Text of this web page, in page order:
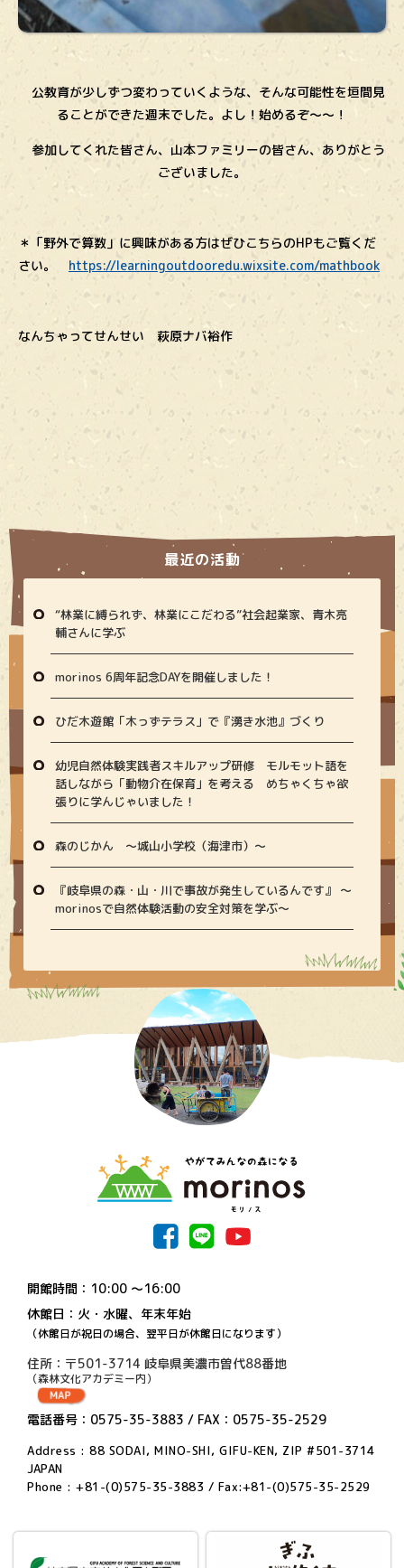
公教育が少しずつ変わっていくような、そんな可能性を垣間見
ることができた週末でした。よし！始めるぞ〜〜！
参加してくれた皆さん、山本ファミリーの皆さん、ありがとう
ございました。
＊「野外で算数」に興味がある方はぜひこちらのHPもご覧くだ
さい。 https://learningoutdooredu.wixsite.com/mathbook
なんちゃってせんせい 萩原ナバ裕作
最近の活動
“林業に縛られず、林業にこだわる”社会起業家、青木亮
輔さんに学ぶ
morinos 6周年記念DAYを開催しました！
ひだ木遊館「木っずテラス」で『湧き水池』づくり
幼児自然体験実践者スキルアップ研修 モルモット語を
話しながら「動物介在保育」を考える めちゃくちゃ欲
張りに学んじゃいました！
森のじかん 〜城山小学校（海津市）〜
『岐阜県の森・山・川で事故が発生しているんです』 〜
morinosで自然体験活動の安全対策を学ぶ〜
開館時間：10:00 〜16:00
休館日：火・水曜、年末年始
（休館日が祝日の場合、翌平日が休館日になります）
住所：〒501-3714 岐阜県美濃市曽代88番地
（森林文化アカデミー内）
電話番号：0575-35-3883 / FAX：0575-35-2529
Address : 88 SODAI, MINO-SHI, GIFU-KEN, ZIP #501-3714
JAPAN
Phone : +81-(0)575-35-3883 / Fax:+81-(0)575-35-2529